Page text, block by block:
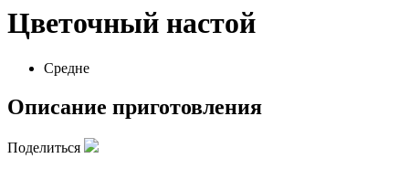
Цветочный настой
Средне
Описание приготовления
Поделиться